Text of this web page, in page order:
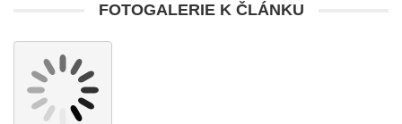
FOTOGALERIE K ČLÁNKU